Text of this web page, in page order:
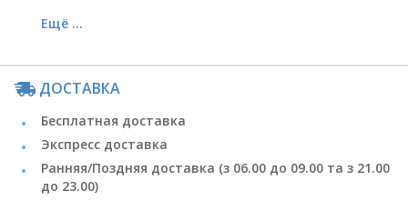
Ещё ...
ДОСТАВКА
Бесплатная доставка
Экспресс доставка
Ранняя/Поздняя доставка (з 06.00 до 09.00 та з 21.00
до 23.00)